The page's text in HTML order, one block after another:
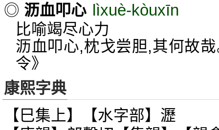
◎ 沥血叩心 lìxuè-kòuxīn
比喻竭尽心力
沥血叩心,枕戈尝胆,其何故
令》
康熙字典
【巳集上】【水字部】瀝